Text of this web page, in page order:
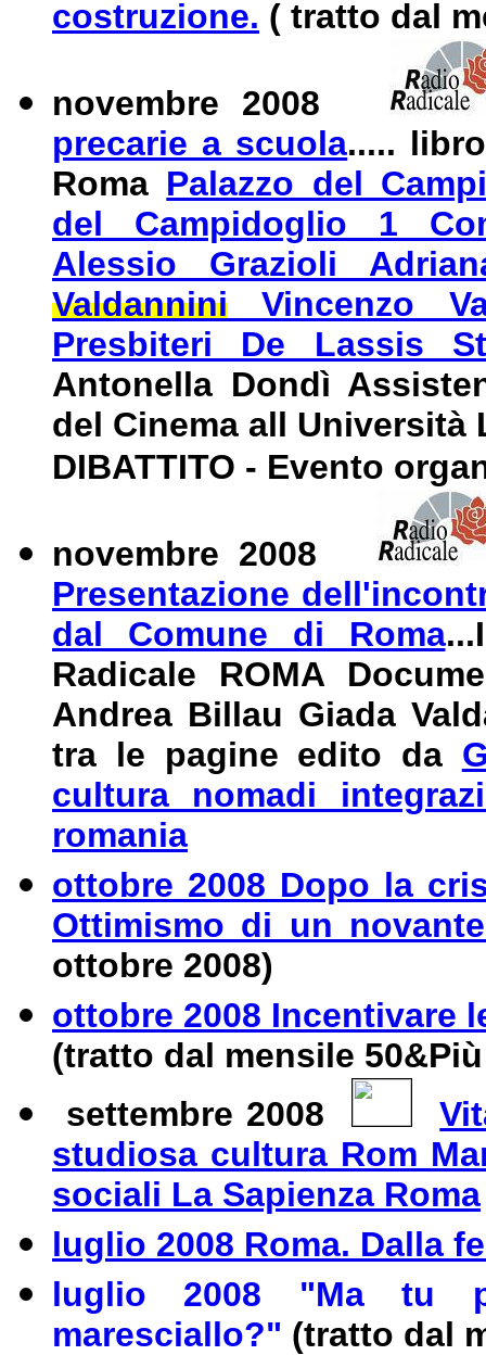
costruzione. ( tratto dal
novembre 2008
precarie a scuola.....
Roma Palazzo del
del Campidoglio 1
Alessio Grazioli
Valdannini Vincenzo
Presbiteri De Lassis
Antonella Dondì
del Cinema all Università
DIBATTITO - Evento
novembre 2008
Presentazione
dal Comune di Roma...
Radicale ROMA
Andrea Billau Giada
tra le pagine edito da
cultura nomadi
romania
ottobre 2008 Dopo la
Ottimismo di un
ottobre 2008)
ottobre 2008 Incentivare
(tratto dal mensile
settembre 2008
studiosa cultura Rom
sociali La Sapienza Roma
luglio 2008 Roma. Dalla
luglio 2008 "Ma tu
maresciallo?" (tratto dal